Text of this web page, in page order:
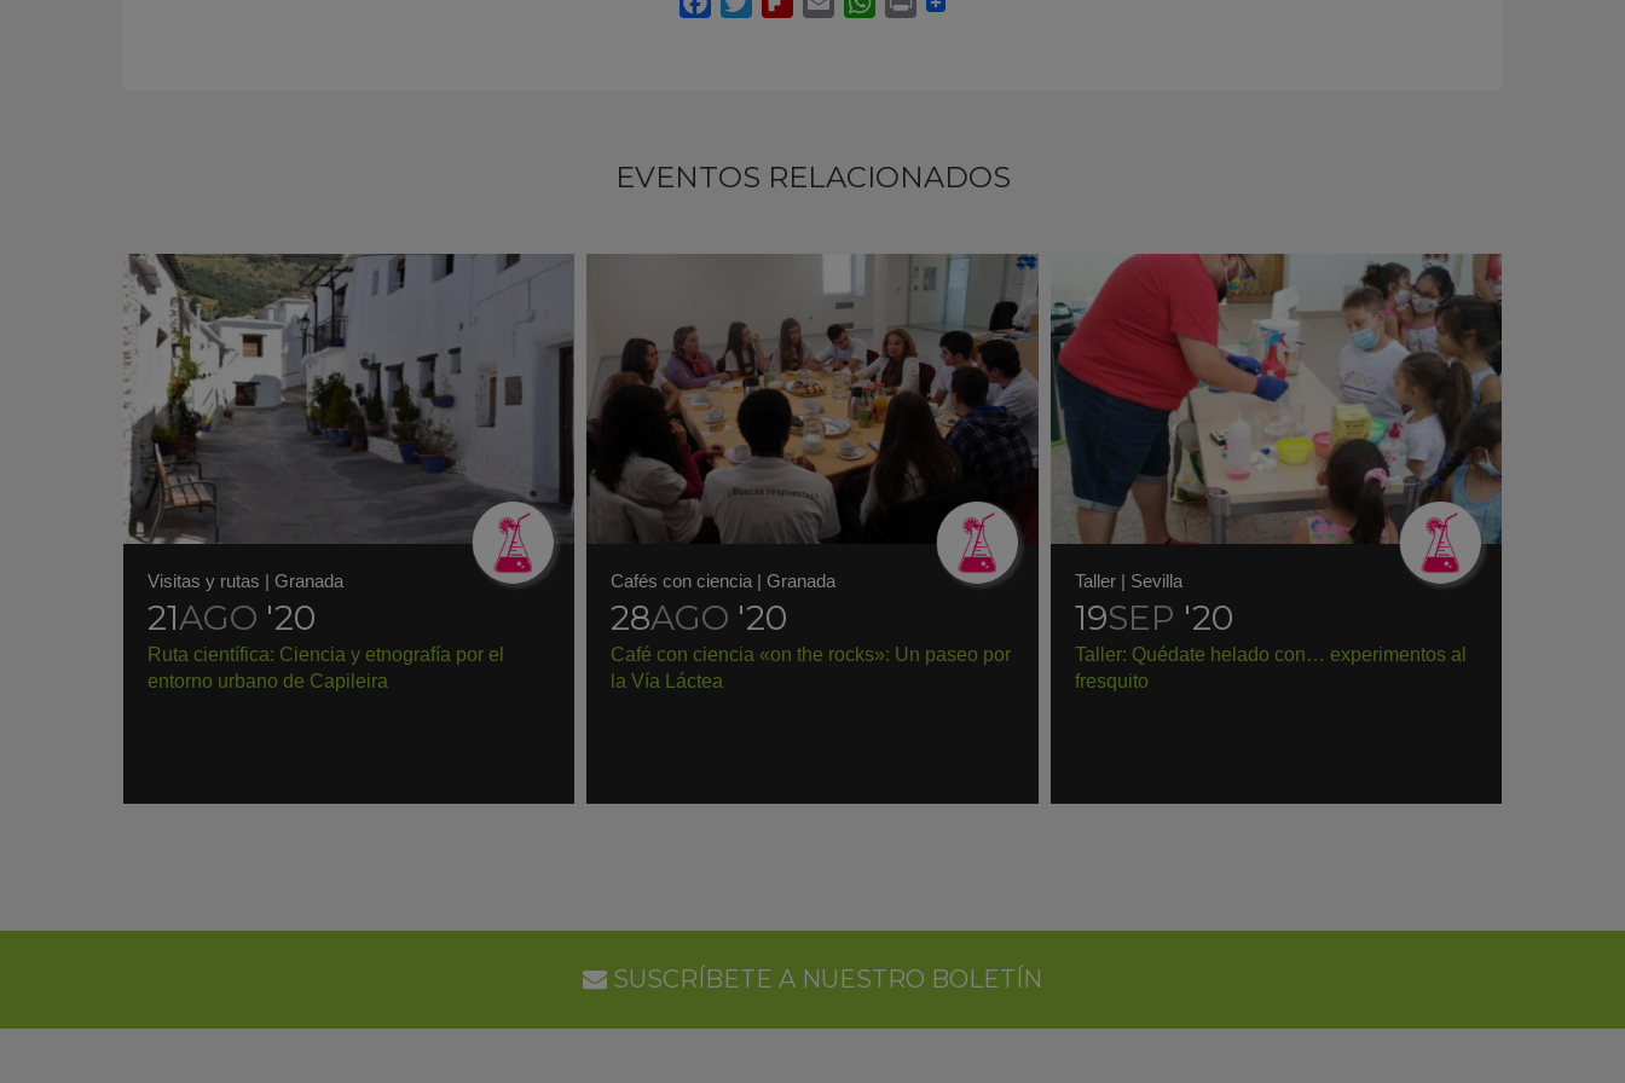
EVENTOS RELACIONADOS
Visitas y rutas | Granada
21AGO '20
Ruta científica: Ciencia y etnografía por el
entorno urbano de Capileira
Cafés con ciencia |Granada
28AGO '20
Café con ciencia «on the rocks»: Un paseo por
la Vía Láctea
Taller| Sevilla
19SEP '20
Taller: Quédate helado con… experimentos al
fresquito
SUSCRÍBETE A NUESTRO BOLETÍN